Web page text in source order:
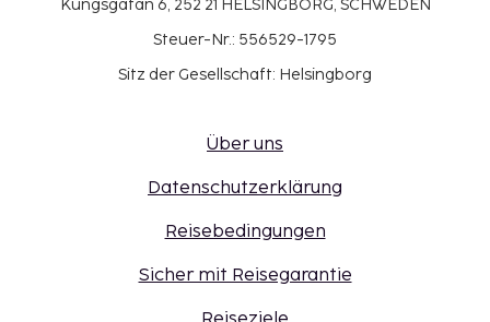
Kungsgatan 6, 252 21 HELSINGBORG, SCHWEDEN
Steuer-Nr.: 556529-1795
Sitz der Gesellschaft: Helsingborg
Über uns
Datenschutzerklärung
Reisebedingungen
Sicher mit Reisegarantie